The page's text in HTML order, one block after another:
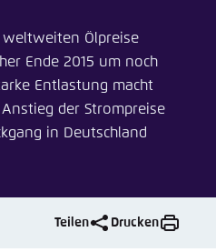
weltweiten Ölpreise
Ende 2015 um noch
Entlastung macht
der Strompreise
in Deutschland
Teilen Drucken
Passwort vergessen?
Noch kein Benutzerkonto?